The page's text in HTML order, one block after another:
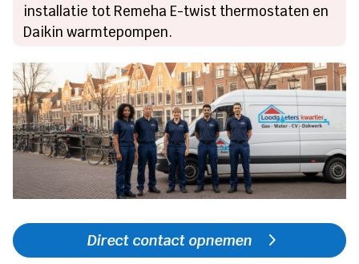
installatie tot Remeha E-twist thermostaten en
Daikin warmtepompen.
Direct contact opnemen